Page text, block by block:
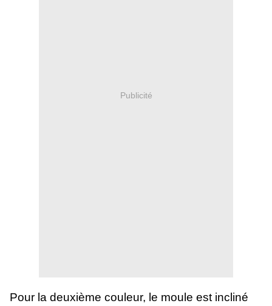
Publicité
Pour la deuxième couleur, le moule est incliné